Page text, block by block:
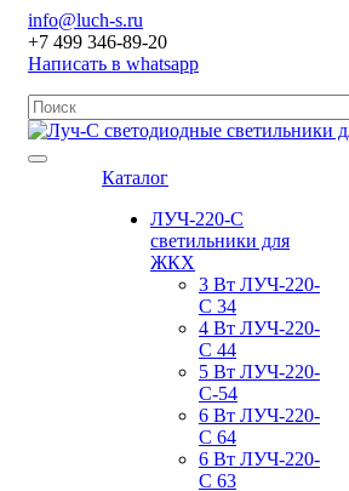
info@luch-s.ru
+7 499 346-89-20
Написать в whatsapp
Каталог
ЛУЧ-220-С
светильники для
ЖКХ
3 Вт ЛУЧ-220-
С 34
4 Вт ЛУЧ-220-
С 44
5 Вт ЛУЧ-220-
С-54
6 Вт ЛУЧ-220-
С 64
6 Вт ЛУЧ-220-
С 63